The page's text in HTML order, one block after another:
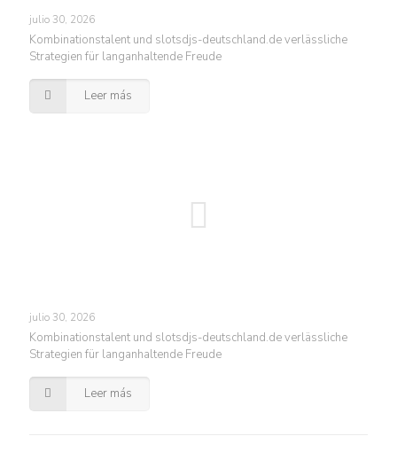
julio 30, 2026
Kombinationstalent und slotsdjs-deutschland.de verlässliche
Strategien für langanhaltende Freude
Leer más
julio 30, 2026
Kombinationstalent und slotsdjs-deutschland.de verlässliche
Strategien für langanhaltende Freude
Leer más